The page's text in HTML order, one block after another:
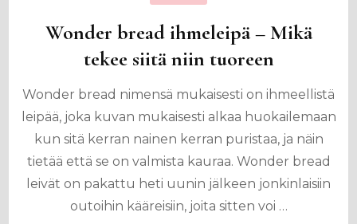
Wonder bread ihmeleipä – Mikä
tekee siitä niin tuoreen
Wonder bread nimensä mukaisesti on ihmeellistä
leipää, joka kuvan mukaisesti alkaa huokailemaan
kun sitä kerran nainen kerran puristaa, ja näin
tietää että se on valmista kauraa. Wonder bread
leivät on pakattu heti uunin jälkeen jonkinlaisiin
outoihin kääreisiin, joita sitten voi …